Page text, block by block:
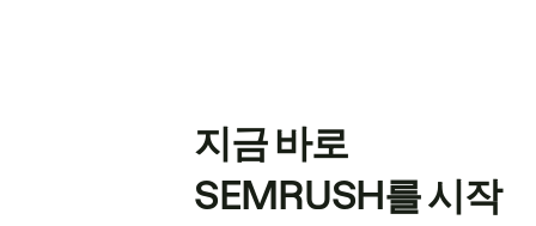
지금 바로
SEMRUSH를 시작